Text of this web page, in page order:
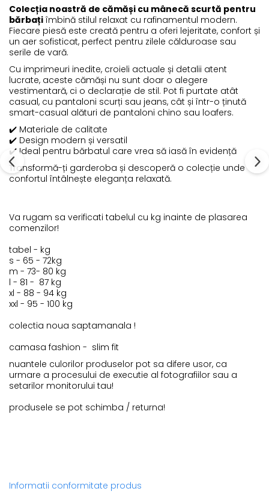
Colecția noastră de cămăși cu mânecă scurtă pentru
bărbați îmbină stilul relaxat cu rafinamentul modern.
Fiecare piesă este creată pentru a oferi lejeritate, confort și
un aer sofisticat, perfect pentru zilele călduroase sau
serile de vară.
Cu imprimeuri inedite, croieli actuale și detalii atent
lucrate, aceste cămăși nu sunt doar o alegere
vestimentară, ci o declarație de stil. Pot fi purtate atât
casual, cu pantaloni scurți sau jeans, cât și într-o ținută
smart-casual alături de pantaloni chino sau loafers.
✔️ Materiale de calitate
✔️ Design modern și versatil
✔️ Ideal pentru bărbatul care vrea să iasă în evidență
Transformă-ți garderoba și descoperă o colecție unde
confortul întâlnește eleganța relaxată.
Va rugam sa verificati tabelul cu kg inainte de plasarea
comenzilor!
tabel - kg
s - 65 - 72kg
m - 73- 80 kg
l - 81 - 87 kg
xl - 88 - 94 kg
xxl - 95 - 100 kg
colectia noua saptamanala !
camasa fashion - slim fit
nuantele culorilor produselor pot sa difere usor, ca
urmare a procesului de executie al fotografiilor sau a
setarilor monitorului tau!
produsele se pot schimba / returna!
Informatii conformitate produs